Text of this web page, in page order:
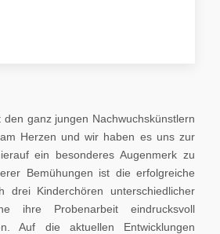
ganz jungen Nachwuchskünstlern
Herzen und wir haben es uns zur
ein besonderes Augenmerk zu
Bemühungen ist die erfolgreiche
drei Kinderchören unterschiedlicher
ihre Probenarbeit eindrucksvoll
Auf die aktuellen Entwicklungen